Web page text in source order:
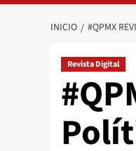
INICIO #QPMX
Revista Digital